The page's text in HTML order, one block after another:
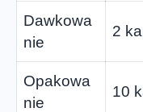
Dawkowa
nie
2
Opakowa
nie
10